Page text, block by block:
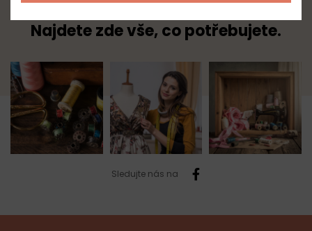
Najdete zde vše, co potřebujete.
Sledujte nás na